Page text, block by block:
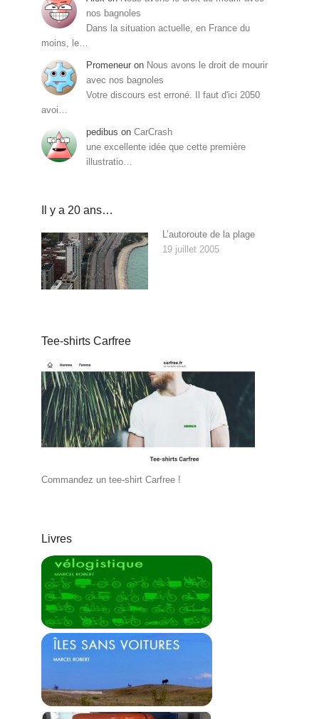
nos bagnoles
Dans la situation actuelle, en France du
moins, le…
Promeneur on Nous avons le droit de mourir
avec nos bagnoles
Votre discours est erroné. Il faut d'ici 2050
avoi…
pedibus on CarCrash
une excellente idée que cette première
illustratio…
Il y a 20 ans…
L’autoroute de la plage
19 juillet 2005
Tee-shirts Carfree
Commandez un tee-shirt Carfree !
Livres